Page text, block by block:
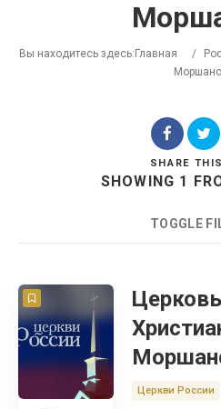
Вы находитесь здесь: Главная /
SHARE
SHOWING 1
TOGGLE
COUNT 20
Церковь
Церкви России